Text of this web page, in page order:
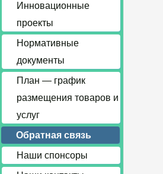
Инновационные
проекты
Нормативные
документы
План — график
размещения товаров и
услуг
Обратная связь
Наши спонсоры